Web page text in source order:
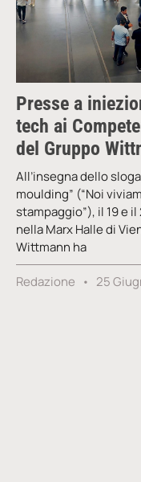
Presse a
tech ai
del Gruppo
All’insegna dello
moulding” (“Noi
stampaggio”), il ​​19 e
nella Marx Halle di
Wittmann ha
Redazione 25